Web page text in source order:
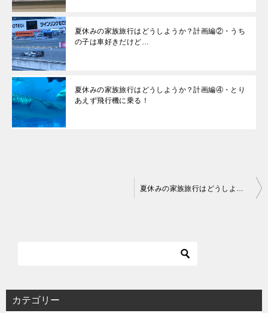
夏休みの家族旅行はどうしようか？計画編②・うち
の子は車好きだけど…
夏休みの家族旅行はどうしようか？計画編④・とり
あえず飛行機に乗る！
シカテゴリー